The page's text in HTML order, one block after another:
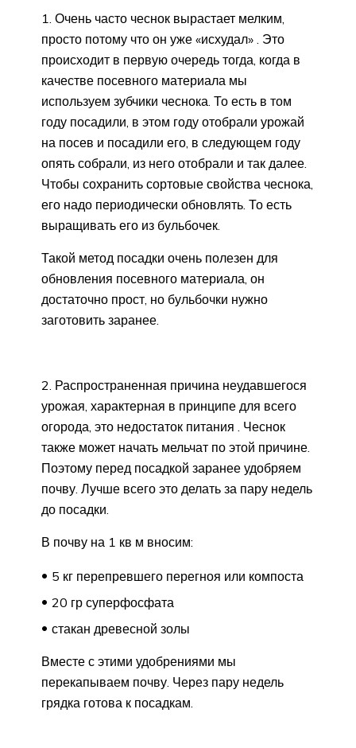
1. Очень часто чеснок вырастает мелким,
просто потому что он уже «исхудал» . Это
происходит в первую очередь тогда, когда в
качестве посевного материала мы
используем зубчики чеснока. То есть в том
году посадили, в этом году отобрали урожай
на посев и посадили его, в следующем году
опять собрали, из него отобрали и так далее.
Чтобы сохранить сортовые свойства чеснока,
его надо периодически обновлять. То есть
выращивать его из бульбочек.
Такой метод посадки очень полезен для
обновления посевного материала, он
достаточно прост, но бульбочки нужно
заготовить заранее.
2. Распространенная причина неудавшегося
урожая, характерная в принципе для всего
огорода, это недостаток питания . Чеснок
также может начать мельчат по этой причине.
Поэтому перед посадкой заранее удобряем
почву. Лучше всего это делать за пару недель
до посадки.
В почву на 1 кв м вносим:
5 кг перепревшего перегноя или компоста
20 гр суперфосфата
стакан древесной золы
Вместе с этими удобрениями мы
перекапываем почву. Через пару недель
грядка готова к посадкам.